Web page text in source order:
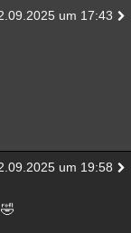
um 17:43
um 19:58